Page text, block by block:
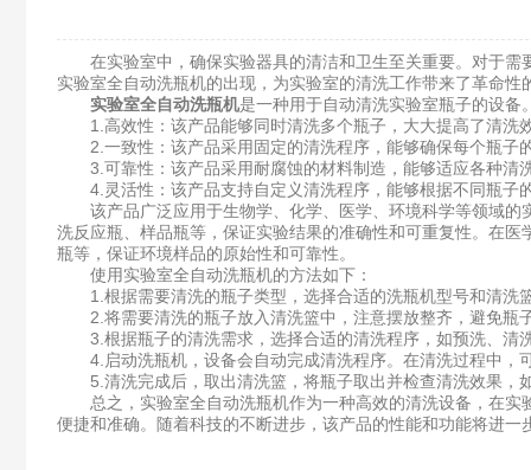
在实验室中，确保实验器具的清洁和卫生至关重要。对于需
实验室全自动洗瓶机的出现，为实验室的清洗工作带来了革命
实验室全自动洗瓶机是一种用于自动清洗实验室瓶子的设
1.高效性：该产品能够同时清洗多个瓶子，大大提高了清洗
2.一致性：该产品采用固定的清洗程序，能够确保每个瓶子
3.可靠性：该产品采用耐腐蚀的材料制造，能够适应各种清
4.灵活性：该产品支持自定义清洗程序，能够根据不同瓶子
该产品广泛应用于生物学、化学、医学、环境科学等领域的
洗反应瓶、样品瓶等，保证实验结果的准确性和可重复性。在
瓶等，保证环境样品的原始性和可靠性。
使用实验室全自动洗瓶机的方法如下：
1.根据需要清洗的瓶子类型，选择合适的洗瓶机型号和清洗
2.将需要清洗的瓶子放入清洗篮中，注意摆放整齐，避免瓶
3.根据瓶子的清洗需求，选择合适的清洗程序，如预洗、清
4.启动洗瓶机，设备会自动完成清洗程序。在清洗过程中，
5.清洗完成后，取出清洗篮，将瓶子取出并检查清洗效果，
总之，实验室全自动洗瓶机作为一种高效的清洗设备，在实
便捷和准确。随着科技的不断进步，该产品的性能和功能将进